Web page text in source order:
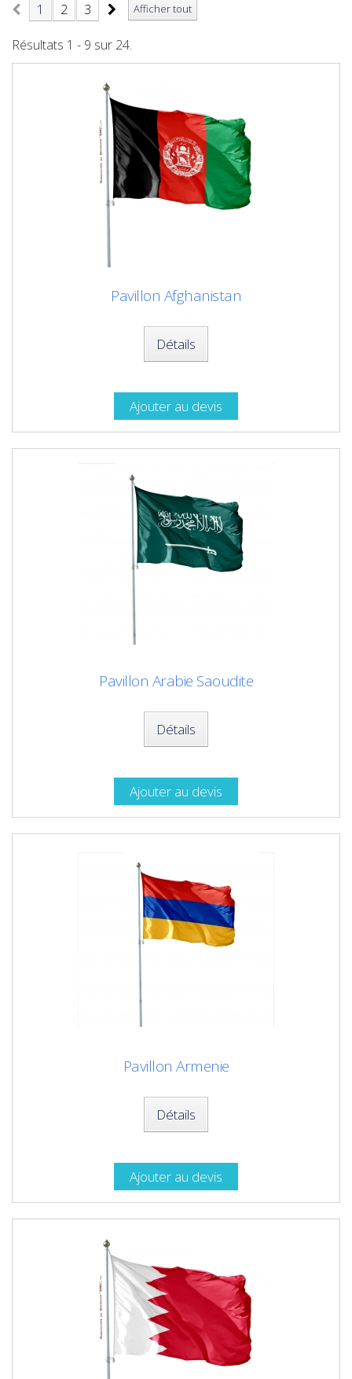
Afficher tout
1 2 3
Résultats 1 - 9 sur 24.
Pavillon Afghanistan
Détails
Ajouter au devis
Pavillon Arabie Saoudite
Détails
Ajouter au devis
Pavillon Armenie
Détails
Ajouter au devis